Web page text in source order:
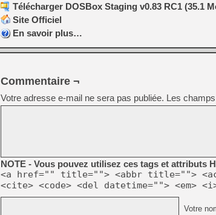
Télécharger DOSBox Staging v0.83 RC1 (35.1
Site Officiel
En savoir plus…
Commentaire ¬
Votre adresse e-mail ne sera pas publiée. Les
NOTE - Vous pouvez utilisez ces tags et attributs
<a href="" title=""> <abbr title="">
<cite> <code> <del datetime=""> <em>
Votre